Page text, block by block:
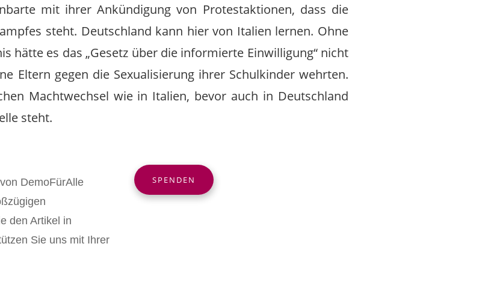
mit ihrer Ankündigung von Protestaktionen, dass die
steht. Deutschland kann hier von Italien lernen. Ohne
hätte es das „Gesetz über die informierte Einwilligung“ nicht
Eltern gegen die Sexualisierung ihrer Schulkinder wehrten.
Machtwechsel wie in Italien, bevor auch in Deutschland
steht.
DemoFürAlle
den Artikel in
Sie uns mit Ihrer
SPENDEN